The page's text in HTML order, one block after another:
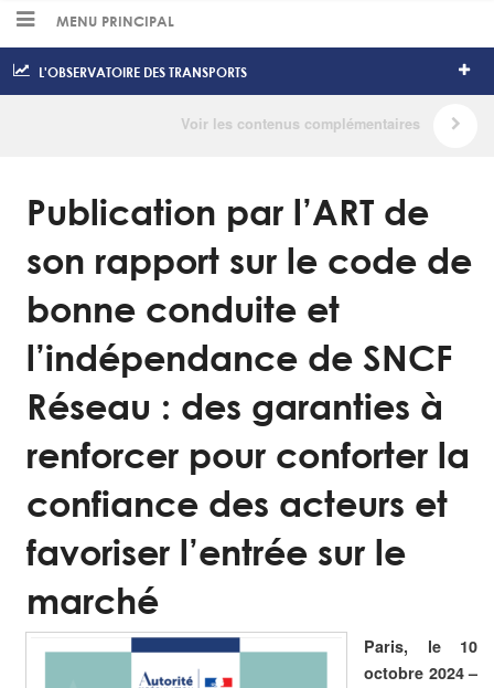
MENU PRINCIPAL
L'OBSERVATOIRE DES TRANSPORTS
Publication par l’ART de
son rapport sur le code de
bonne conduite et
l’indépendance de SNCF
Réseau : des garanties à
renforcer pour conforter la
confiance des acteurs et
favoriser l’entrée sur le
marché
Paris, le 10
octobre 2024 –